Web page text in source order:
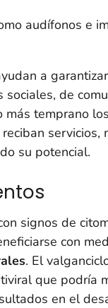
audífonos e
a
sociales, de
más temprano
servicios,
su potencial.
signos de
con
. El
que podría
en el